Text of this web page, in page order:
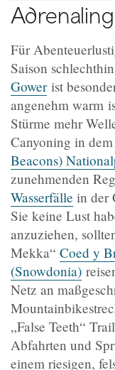
Für
Saison
Gowerist
angenehm warm
Stürme mehr
Canyoning in dem
Beacons)
zunehmenden
Wasserfälle in der
Sie keine Lust
anzuziehen,
Mekka“ Coed y
(Snowdonia)
Netz an
„False Teeth“
Abfahrten und
einem riesigen,